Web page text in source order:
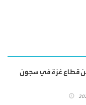
قطاع غزة في سجون